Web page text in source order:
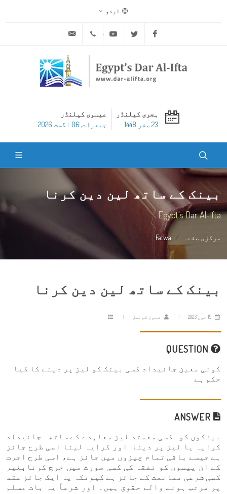
اردو
Facebook
Twitter
Youtube
ہجری کیلنڈر
23 صفر 1448
عیسوی کیلنڈر
جمعرات, 06 اگست 2026
بینک کے ساتھ لین دین کرنا
Egypt's Dar Al-Ifta
مرکزی صفحہ Fatwa بینک کے ساتھ لین دین کرنا
بینک کے ساتھ لین دین کرنا
فتویٰ کونسل
کوئی معین جائیداد کسی بینک کو لیز پر دینے کا کیا
حکم ہے
بینکوں کو –کسی معمتد لیز معاہدے کے ساتھ - جائیداد
کرایہ یا لیز پر دینا اور کرایہ لینا اسی طرح جائز
ہے جیسے باقی تمام چیزوں میں جائز ہے، اسی طرح اجرت
کے ان پیسوں کو نفقہ کی کسی صورت میں خرچ کرنابغیر
کسی شرعی ممانعت کے جائز ہے کیونکہ یہ ایک جائز عقد
پر مرتب ہونے والے حقوق ہیں۔ اور شرعاً یہ بات مسلم